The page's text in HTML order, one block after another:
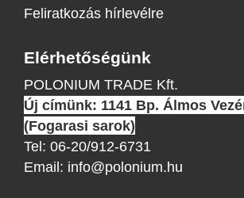
Feliratkozás hírlevélre
Elérhetőségünk
POLONIUM TRADE Kft.
Új címünk: 1141 Bp. Álmos
(Fogarasi sarok)
Tel: 06-20/912-6731
Email: info@polonium.hu